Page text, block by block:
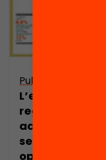
Publicació
L’educació
reglada en edat
adulta: una
segona
oportunitat?